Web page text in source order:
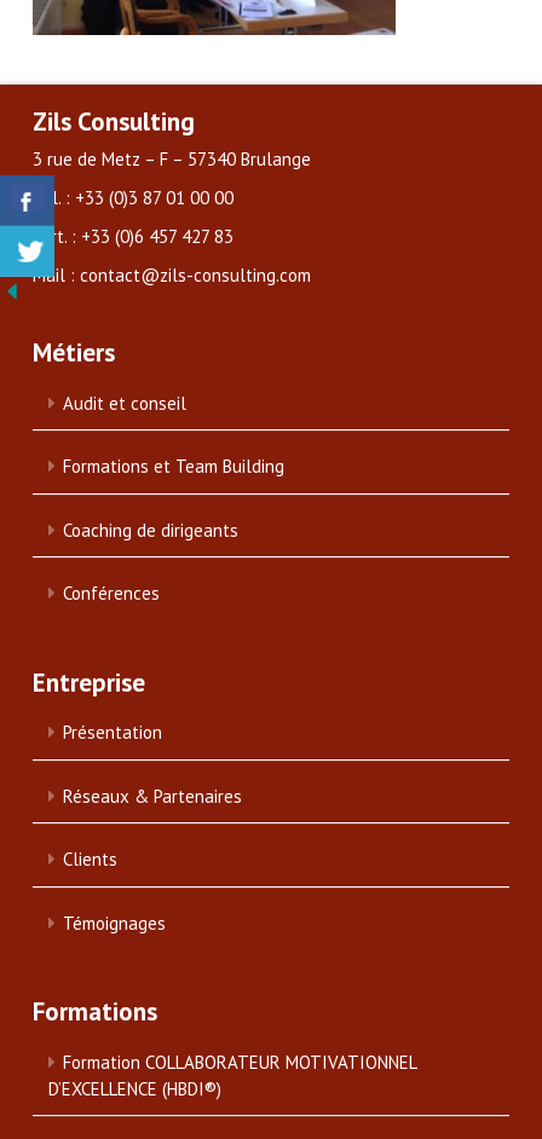
Zils Consulting
3 rue de Metz – F – 57340 Brulange
Tél. : +33 (0)3 87 01 00 00
Port. : +33 (0)6 457 427 83
Mail : contact@zils-consulting.com
Métiers
Audit et conseil
Formations et Team Building
Coaching de dirigeants
Conférences
Entreprise
Présentation
Réseaux & Partenaires
Clients
Témoignages
Formations
Formation COLLABORATEUR MOTIVATIONNEL
D’EXCELLENCE (HBDI®)